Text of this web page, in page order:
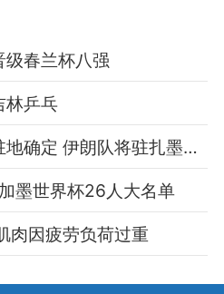
春兰杯八强
林乒乓
世界杯各球队小组赛驻地确定 伊朗队将驻扎墨西哥
墨世界杯26人大名单
肉因疲劳负荷过重